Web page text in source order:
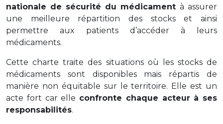
nationale de sécurité du médicament à assurer
une meilleure répartition des stocks et ainsi
permettre aux patients d’accéder à leurs
médicaments.
Cette charte traite des situations où les stocks de
médicaments sont disponibles mais répartis de
manière non équitable sur le territoire. Elle est un
acte fort car elle confronte chaque acteur à ses
responsabilités.